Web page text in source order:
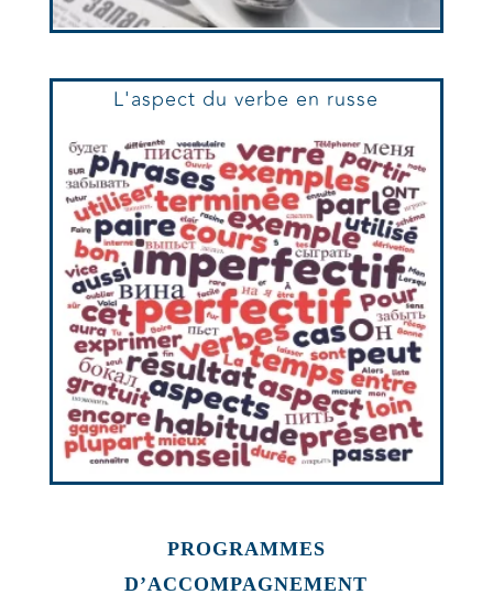
L'aspect du verbe en russe
PROGRAMMES
D’ACCOMPAGNEMENT